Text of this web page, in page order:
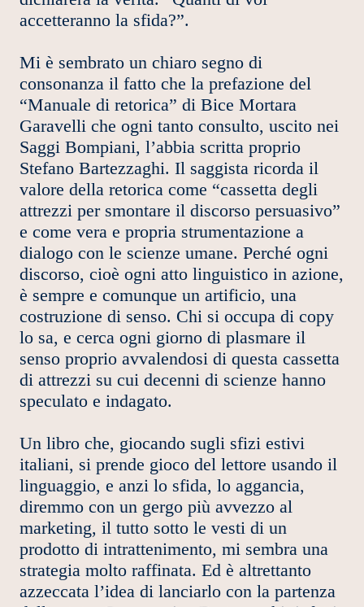
accetteranno la sfida?”.
Mi è sembrato un chiaro segno di
consonanza il fatto che la prefazione del
“Manuale di retorica” di Bice Mortara
Garavelli che ogni tanto consulto, uscito nei
Saggi Bompiani, l’abbia scritta proprio
Stefano Bartezzaghi. Il saggista ricorda il
valore della retorica come “cassetta degli
attrezzi per smontare il discorso persuasivo”
e come vera e propria strumentazione a
dialogo con le scienze umane. Perché ogni
discorso, cioè ogni atto linguistico in azione,
è sempre e comunque un artificio, una
costruzione di senso. Chi si occupa di copy
lo sa, e cerca ogni giorno di plasmare il
senso proprio avvalendosi di questa cassetta
di attrezzi su cui decenni di scienze hanno
speculato e indagato.
Un libro che, giocando sugli sfizi estivi
italiani, si prende gioco del lettore usando il
linguaggio, e anzi lo sfida, lo aggancia,
diremmo con un gergo più avvezzo al
marketing, il tutto sotto le vesti di un
prodotto di intrattenimento, mi sembra una
strategia molto raffinata. Ed è altrettanto
azzeccata l’idea di lanciarlo con la partenza